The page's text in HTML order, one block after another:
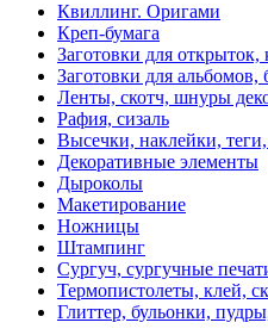
Квиллинг. Оригами
Креп-бумага
Заготовки для
Заготовки для альбомов,
Ленты, скотч, шнуры
Рафия, сизаль
Высечки, наклейки,
Декоративные элементы
Дыроколы
Макетирование
Ножницы
Штампинг
Сургуч, сургучные
Термопистолеты, клей,
Глиттер, бульонки,